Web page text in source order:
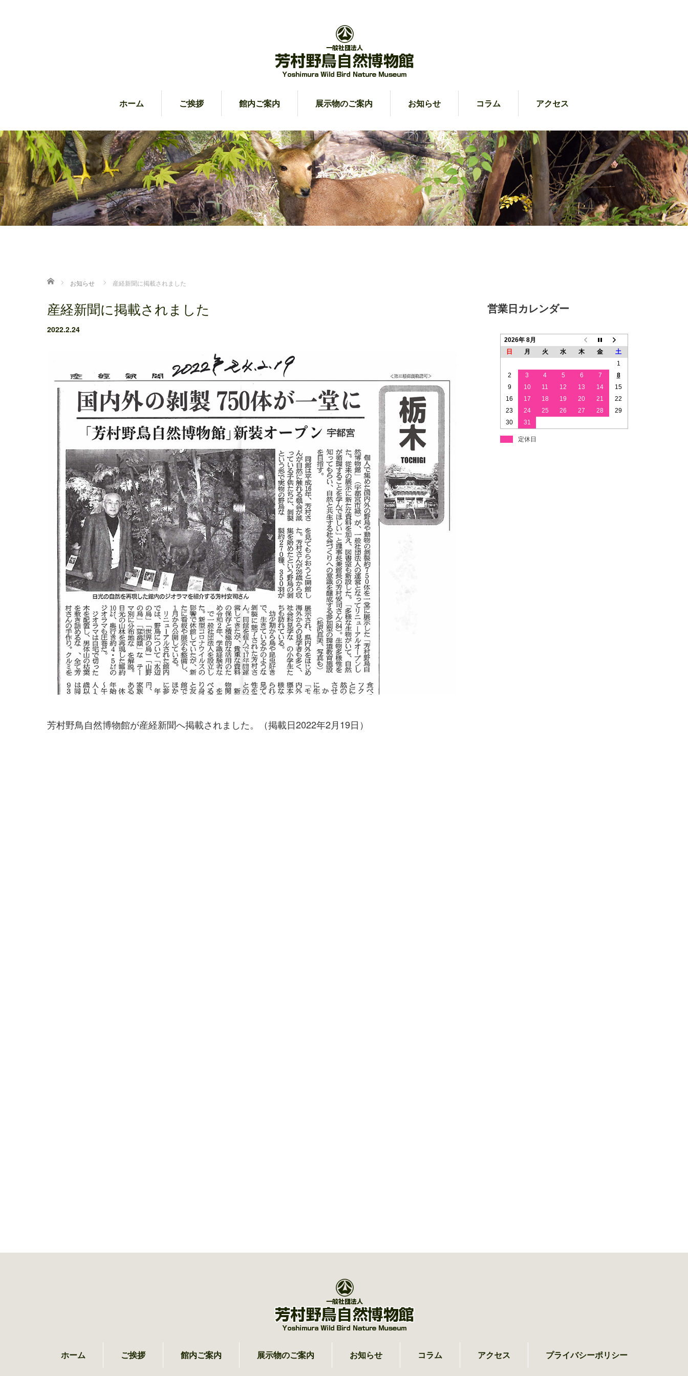
ホーム ご挨拶 館内ご案内 展示物のご案内 お知らせ コラム アクセス
ホーム お知らせ 産経新聞に掲載されました
産経新聞に掲載されました
2022.2.24
芳村野鳥自然博物館が産経新聞へ掲載されました。（掲載日2022年2月19日）
営業日カレンダー
2026年 8月
日
月 火 水 木 金
土
1
2
3 4 5 6 7
8
9
10 11 12 13 14
15
16
17 18 19 20 21
22
23
24 25 26 27 28
29
30
31
定休日
ホーム ご挨拶 館内ご案内 展示物のご案内 お知らせ コラム アクセス プライバシーポリシー